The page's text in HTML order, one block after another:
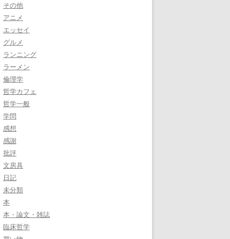
その他
アニメ
エッセイ
グルメ
ランニング
ラーメン
倫理学
哲学カフェ
哲学一般
学問
感想
感謝
批評
文房具
日記
未分類
本
本・論文・雑誌
臨床哲学